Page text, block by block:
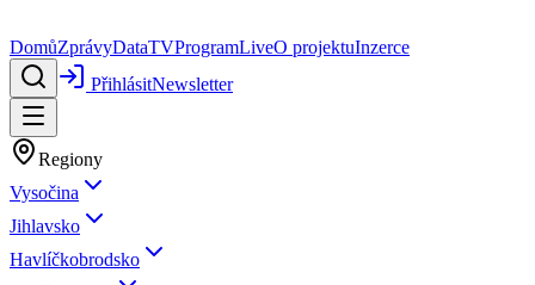
DomůZprávyDataTVProgramLiveO projektuInzerce
PřihlásitNewsletter
Regiony
Vysočina
Jihlavsko
Havlíčkobrodsko